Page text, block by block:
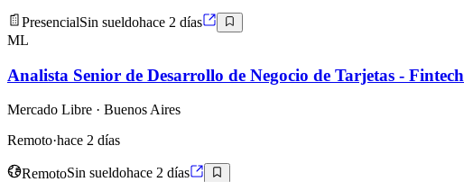
PresencialSin sueldohace 2 días
ML
Analista Senior de Desarrollo de Negocio de Tarjetas - Fintech
Mercado Libre · Buenos Aires
Remoto·hace 2 días
RemotoSin sueldohace 2 días